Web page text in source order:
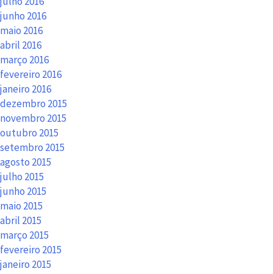
junho 2016
maio 2016
abril 2016
março 2016
fevereiro 2016
janeiro 2016
dezembro 2015
novembro 2015
outubro 2015
setembro 2015
agosto 2015
julho 2015
junho 2015
maio 2015
abril 2015
março 2015
fevereiro 2015
janeiro 2015